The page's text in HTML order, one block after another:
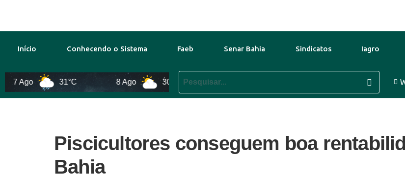
Início Conhecendo o Sistema Faeb Senar Bahia Sindicatos Iagro
Ago 31°C 8 Ago 30°C 9 Ago 31°C
Piscicultores conseguem boa
Bahia